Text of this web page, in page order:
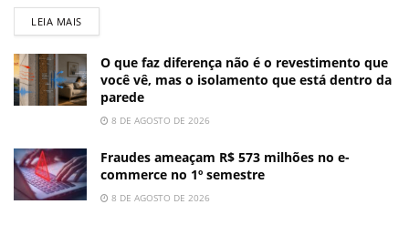
LEIA MAIS
O que faz diferença não é o revestimento que
você vê, mas o isolamento que está dentro da
parede
8 DE AGOSTO DE 2026
Fraudes ameaçam R$ 573 milhões no e-
commerce no 1º semestre
8 DE AGOSTO DE 2026